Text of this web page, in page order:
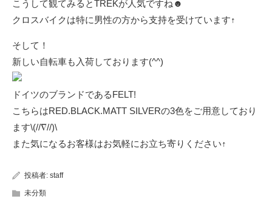
こうして観てみるとTREKが人気ですね☻
クロスバイクは特に男性の方から支持を受けています↑
そして！
新しい自転車も入荷しております(^^)
ドイツのブランドであるFELT!
こちらはRED.BLACK.MATT SILVERの3色をご用意しており
ます\(//∇//)\
また気になるお客様はお気軽にお立ち寄りください↑
投稿者: staff
未分類